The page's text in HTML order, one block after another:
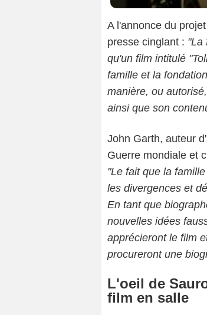
A l'annonce du
presse cinglant : "La
qu'un film intitulé
famille et la
manière, ou
ainsi que son
John Garth, auteur
Guerre mondiale et
"Le fait que la
les divergences et
En tant que
nouvelles idées
apprécieront le film
procureront une
L'oeil de
film en salle